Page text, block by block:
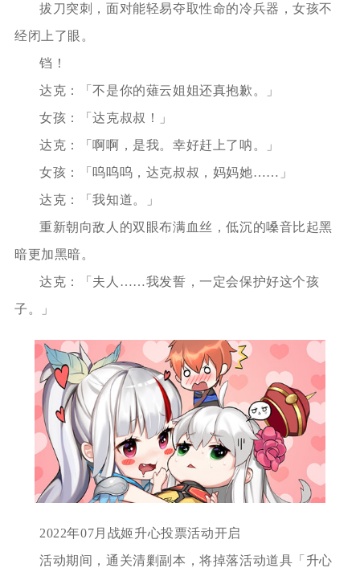
拔刀突刺，面对能轻易夺取性命的冷兵器，女孩不
经闭上了眼。
铛！
达克：「不是你的薙云姐姐还真抱歉。」
女孩：「达克叔叔！」
达克：「啊啊，是我。幸好赶上了呐。」
女孩：「呜呜呜，达克叔叔，妈妈她……」
达克：「我知道。」
重新朝向敌人的双眼布满血丝，低沉的嗓音比起黑
暗更加黑暗。
达克：「夫人……我发誓，一定会保护好这个孩
子。」
2022年07月战姬升心投票活动开启
活动期间，通关清剿副本，将掉落活动道具「升心